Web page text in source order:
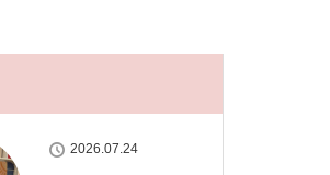
2026.07.24